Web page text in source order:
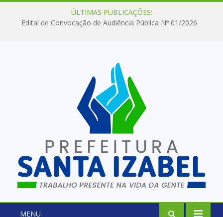
ÚLTIMAS PUBLICAÇÕES:
Edital de Convocação de Audiência Pública Nº 01/2026
MENU